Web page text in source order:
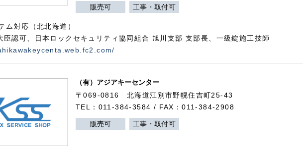
販売可 工事・取付可
ム対応（北北海道）
臣認可、日本ロックセキュリティ協同組合 旭川支部 支部長、一級錠施工技師
（有）アジアキーセンター
〒069-0816 北海道江別市野幌住吉町25-43
TEL：011-384-3584 / FAX：011-384-2908
販売可 工事・取付可